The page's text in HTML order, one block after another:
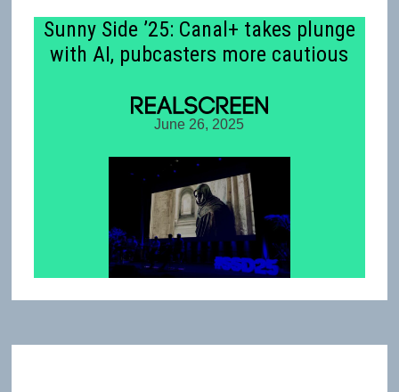
Sunny Side ’25: Canal+ takes plunge
with AI, pubcasters more cautious
June 26, 2025